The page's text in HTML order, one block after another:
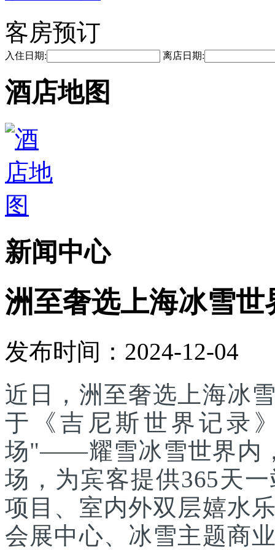
客房预订
入住日期: 离店日期:
酒店地图
新闻中心
洲至奢选上海冰雪世
发布时间：2024-12-04
近日，洲至奢选上海冰
于《吉尼斯世界记录
场"——耀雪冰雪世界内
场，为宾客提供365天
项目、室内外双层嬉水
会展中心、冰雪主题商